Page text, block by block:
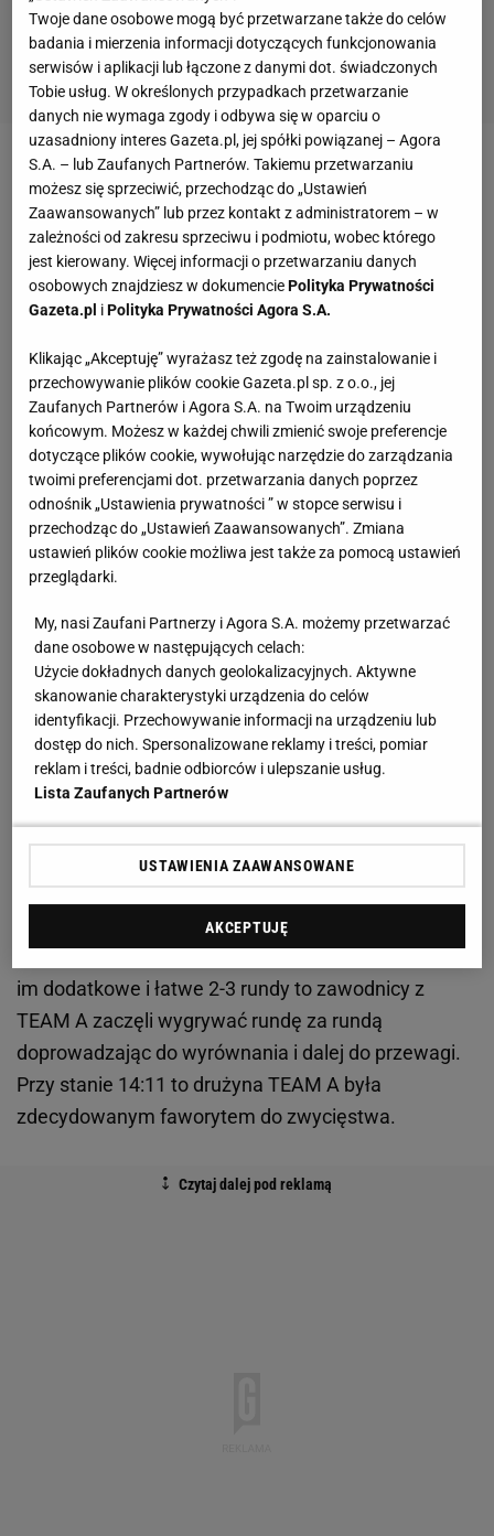
Zobacz wideo
Znani zawodnicy stanęli do walki
Perłą wkoroniepiątkowej rywalizacji było starcie
się pod nazwą FARMINGSIM20, niezwykle
doświadczonymi zawodnikami w składzie: Oskar
"Oskarish" Stenborowski, Michał "mono"
Gabszewski, Daniel "STOMP" Płomiński – grali oni w
wielu profesjonalnych drużynach m.in. x-kom AGO,
Illuminar Gaming czy Izako Boars. Uzupełnieniem
składu był Michał "okoliciouz" Głowaty występujący
wcześniej m.in. w Virtus Pro i Unicorns of Love oraz
młody polski talent - RiSeL.
Mecz zaczął się tak jak się można było tego
spodziewać – totalna dominacja graczy
FARMINGSIM20, którzy bawili się grą.
Niespodziewanie po kilku rundach drużyna TEAM A
zaczęła odrabiać straty. Pierwsza połowa na mapie
NUKE, gdzie teoretycznie łatwiejszą stroną są
antyterroryści, zakończyła się zaledwie
jednopunktowym prowadzeniem FARMINGSIM20
(8:7). Po zmianie stron mimo, iż runda pistoletowa
im dodatkowe i łatwe 2-3 rundy to zawodnicy z
TEAM A zaczęli wygrywać rundę za rundą
doprowadzając do wyrównania i dalej do przewagi.
Przy stanie 14:11 to drużyna TEAM A była
zdecydowanym faworytem do zwycięstwa.
Twoje dane osobowe mogą być przetwarzane także do celów
badania i mierzenia informacji dotyczących funkcjonowania
serwisów i aplikacji lub łączone z danymi dot. świadczonych
Tobie usług. W określonych przypadkach przetwarzanie
danych nie wymaga zgody i odbywa się w oparciu o
uzasadniony interes Gazeta.pl, jej spółki powiązanej – Agora
S.A. – lub Zaufanych Partnerów. Takiemu przetwarzaniu
możesz się sprzeciwić, przechodząc do „Ustawień
Zaawansowanych” lub przez kontakt z administratorem – w
zależności od zakresu sprzeciwu i podmiotu, wobec którego
jest kierowany. Więcej informacji o przetwarzaniu danych
osobowych znajdziesz w dokumenciePolityka Prywatności
Gazeta.pl iPolityka Prywatności Agora S.A.
Klikając „Akceptuję” wyrażasz też zgodę na zainstalowanie i
przechowywanie plików cookie Gazeta.pl sp. z o.o., jej
Zaufanych Partnerów i Agora S.A. na Twoim urządzeniu
końcowym. Możesz w każdej chwili zmienić swoje preferencje
dotyczące plików cookie, wywołując narzędzie do zarządzania
twoimi preferencjami dot. przetwarzania danych poprzez
odnośnik „Ustawienia prywatności ” w stopce serwisu i
przechodząc do „Ustawień Zaawansowanych”. Zmiana
ustawień plików cookie możliwa jest także za pomocą ustawień
przeglądarki.
My, nasi Zaufani Partnerzy i Agora S.A. możemy przetwarzać
dane osobowe w następujących celach:
Użycie dokładnych danych geolokalizacyjnych. Aktywne
skanowanie charakterystyki urządzenia do celów
identyfikacji. Przechowywanie informacji na urządzeniu lub
dostęp do nich. Spersonalizowane reklamy i treści, pomiar
reklam i treści, badnie odbiorców i ulepszanie usług.
Lista Zaufanych Partnerów
USTAWIENIA ZAAWANSOWANE
AKCEPTUJĘ